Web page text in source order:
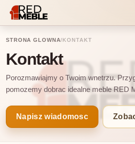
STRONA GLOWNA/KONTAKT
Kontakt
Porozmawiajmy o Twoim wnetrzu.
pomozemy dobrac idealne meble RED
Napisz wiadomosc